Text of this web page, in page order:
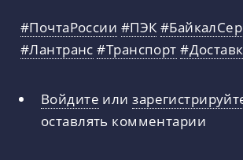
#ПочтаРоссии #ПЭК
#Лантранс #Транспорт
Войдите или
оставлять комментарии